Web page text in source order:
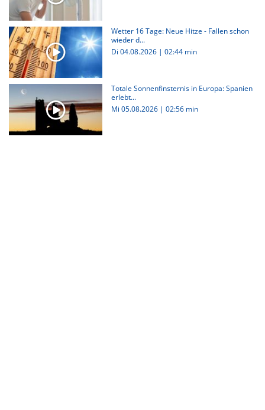
Wetter 16 Tage: Neue Hitze - Fallen schon
wieder d...
Di 04.08.2026 | 02:44 min
Totale Sonnenfinsternis in Europa: Spanien
erlebt...
Mi 05.08.2026 | 02:56 min